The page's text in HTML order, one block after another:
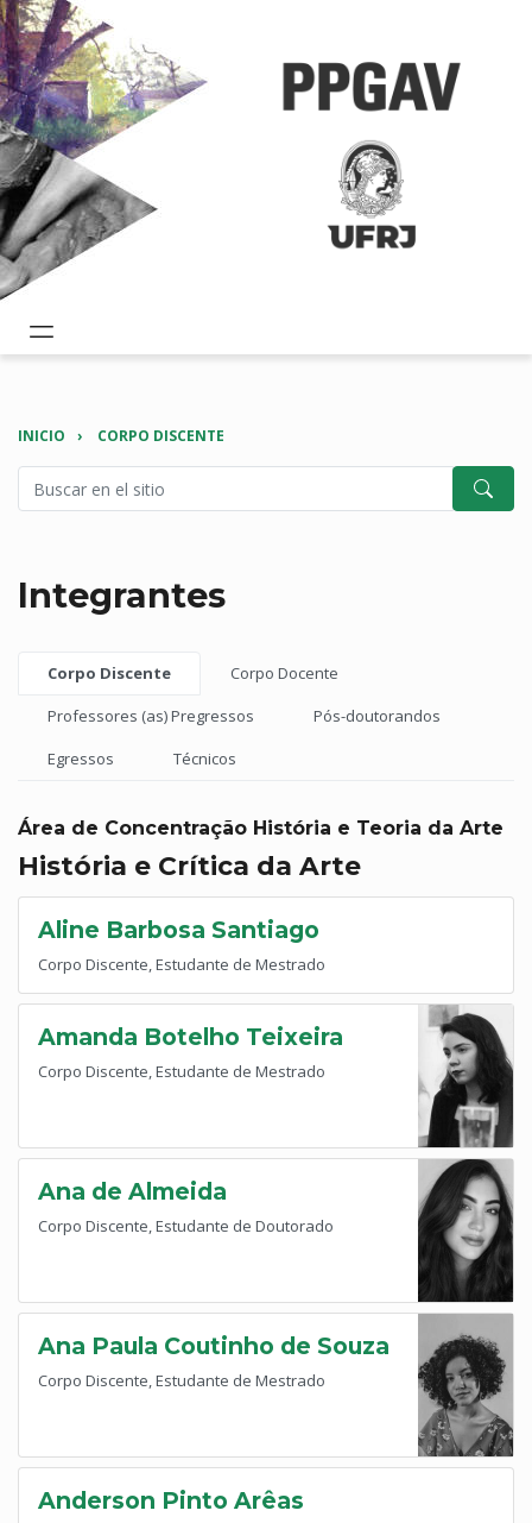
INICIO CORPO DISCENTE
Integrantes
Corpo Docente
Professores (as) Pregressos
Corpo Discente
Pós-doutorandos
Egressos
Técnicos
Área de Concentração História e Teoria da Arte
História e Crítica da Arte
Aline Barbosa Santiago
Corpo Discente, Estudante de Mestrado
Amanda Botelho Teixeira
Corpo Discente, Estudante de Mestrado
Ana de Almeida
Corpo Discente, Estudante de Doutorado
Ana Paula Coutinho de Souza
Corpo Discente, Estudante de Mestrado
Anderson Pinto Arêas